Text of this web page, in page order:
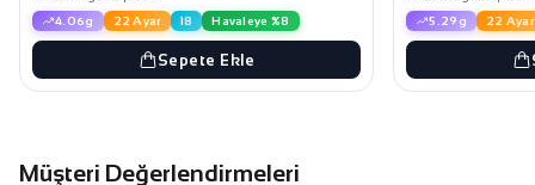
4.06g 22 Ayar 18 Havaleye %8
Sepete Ekle
5.29g 22 Ayar
Müşteri Değerlendirmeleri